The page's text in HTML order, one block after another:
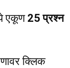
एकूण 25 प्रश्न
क्लिक